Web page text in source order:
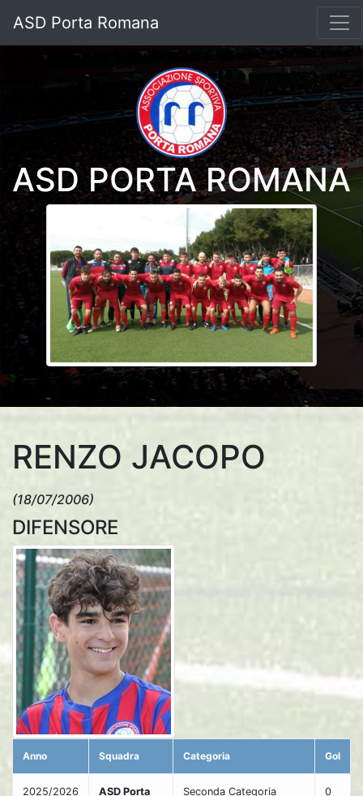
ASD Porta Romana
ASD PORTA ROMANA
RENZO JACOPO
(18/07/2006)
DIFENSORE
Anno Squadra Categoria Gol
2025/2026
ASD Porta
Seconda Categoria
0